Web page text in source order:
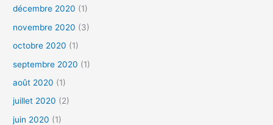
décembre 2020 (1)
novembre 2020 (3)
octobre 2020 (1)
septembre 2020 (1)
août 2020 (1)
juillet 2020 (2)
juin 2020 (1)